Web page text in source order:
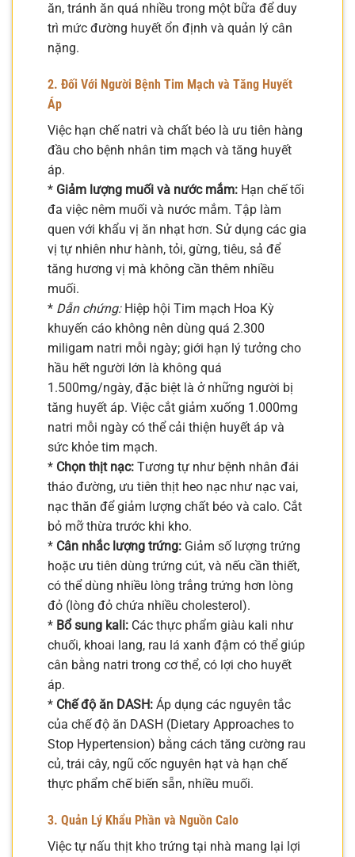
ăn, tránh ăn quá nhiều trong một bữa để duy
trì mức đường huyết ổn định và quản lý cân
nặng.
2. Đối Với Người Bệnh Tim Mạch và Tăng Huyết
Áp
Việc hạn chế natri và chất béo là ưu tiên hàng
đầu cho bệnh nhân tim mạch và tăng huyết
áp.
* Giảm lượng muối và nước mắm: Hạn chế tối
đa việc nêm muối và nước mắm. Tập làm
quen với khẩu vị ăn nhạt hơn. Sử dụng các gia
vị tự nhiên như hành, tỏi, gừng, tiêu, sả để
tăng hương vị mà không cần thêm nhiều
muối.
* Dẫn chứng:Hiệp hội Tim mạch Hoa Kỳ
khuyến cáo không nên dùng quá 2.300
miligam natri mỗi ngày; giới hạn lý tưởng cho
hầu hết người lớn là không quá
1.500mg/ngày, đặc biệt là ở những người bị
tăng huyết áp. Việc cắt giảm xuống 1.000mg
natri mỗi ngày có thể cải thiện huyết áp và
sức khỏe tim mạch.
* Chọn thịt nạc: Tương tự như bệnh nhân đái
tháo đường, ưu tiên thịt heo nạc như nạc vai,
nạc thăn để giảm lượng chất béo và calo. Cắt
bỏ mỡ thừa trước khi kho.
* Cân nhắc lượng trứng: Giảm số lượng trứng
hoặc ưu tiên dùng trứng cút, và nếu cần thiết,
có thể dùng nhiều lòng trắng trứng hơn lòng
đỏ (lòng đỏ chứa nhiều cholesterol).
* Bổ sung kali: Các thực phẩm giàu kali như
chuối, khoai lang, rau lá xanh đậm có thể giúp
cân bằng natri trong cơ thể, có lợi cho huyết
áp.
* Chế độ ăn DASH: Áp dụng các nguyên tắc
của chế độ ăn DASH (Dietary Approaches to
Stop Hypertension) bằng cách tăng cường rau
củ, trái cây, ngũ cốc nguyên hạt và hạn chế
thực phẩm chế biến sẵn, nhiều muối.
3. Quản Lý Khẩu Phần và Nguồn Calo
Việc tự nấu thịt kho trứng tại nhà mang lại lợi